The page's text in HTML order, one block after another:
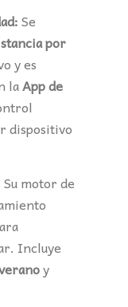
Se
por
y es
laApp de
dispositivo
Su motor de
Incluye
y